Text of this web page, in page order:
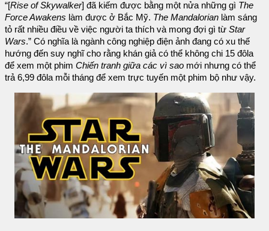
“[Rise of Skywalker] đã kiếm được bằng một nửa những gì The
Force Awakens làm được ở Bắc Mỹ. The Mandalorian làm sáng
tỏ rất nhiều điều về việc người ta thích và mong đợi gì từ Star
Wars.” Có nghĩa là ngành công nghiệp điện ảnh đang có xu thế
hướng đến suy nghĩ cho rằng khán giả có thể không chi 15 đôla
để xem một phim Chiến tranh giữa các vì sao mới nhưng có thể
trả 6,99 đôla mỗi tháng để xem trực tuyến một phim bộ như vậy.